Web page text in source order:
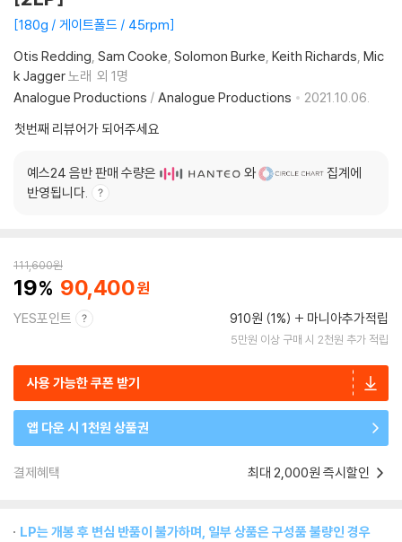
180g / 게이트폴드 / 45rpm
Otis Redding Sam Cooke Solomon Burke Keith Richards Mic
k Jagger노래 외 1명
Analogue Productions / Analogue Productions
2021.10.06.
첫번째 리뷰어가 되어주세요
예스24 음반 판매 수량은 와
집계에
반영됩니다.
111,600원
19 90,400
YES포인트 910원 (1%) 마니아추가적립
5만원 이상 구매 시 2천원 추가 적립
사용 가능한 쿠폰 받기
앱 다운 시 1천원 상품권
결제혜택 최대 2,000원 즉시할인
LP는 개봉 후 변심 반품이 불가하며, 일부 상품은 구성품 불량인 경우